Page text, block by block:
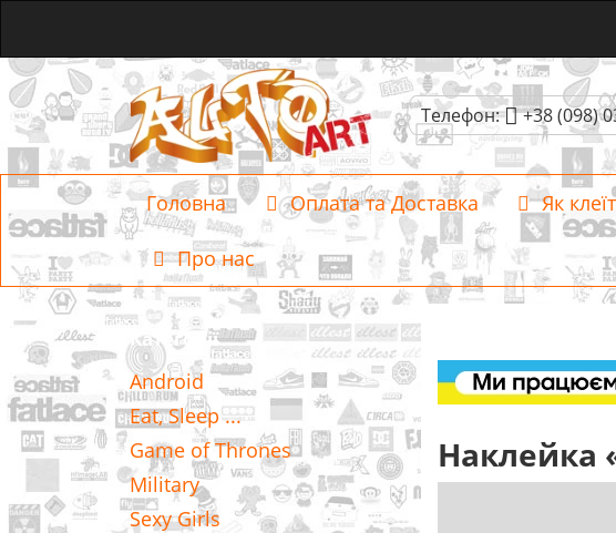
Телефон: +38 (098)
Головна Оплата та Доставка Як
Про нас
Категорії
Android
Eat, Sleep ...
Game of Thrones
Military
Sexy Girls
Наклейка